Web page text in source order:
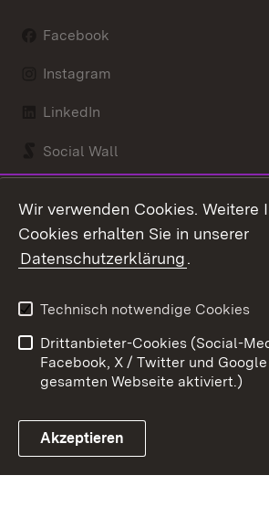
Facebook
Instagram
LinkedIn
Social Wall
Link zum Landesportal
Kontakt
Impressum
Cookies
Wir verwenden Cookies. Weitere
Cookies erhalten Sie in unserer
Datenschutzerklärung.
Technisch notwendige Cookies
Drittanbieter-Cookies (Social-
Facebook, X / Twitter und
gesamten Webseite aktiviert.)
Akzeptieren